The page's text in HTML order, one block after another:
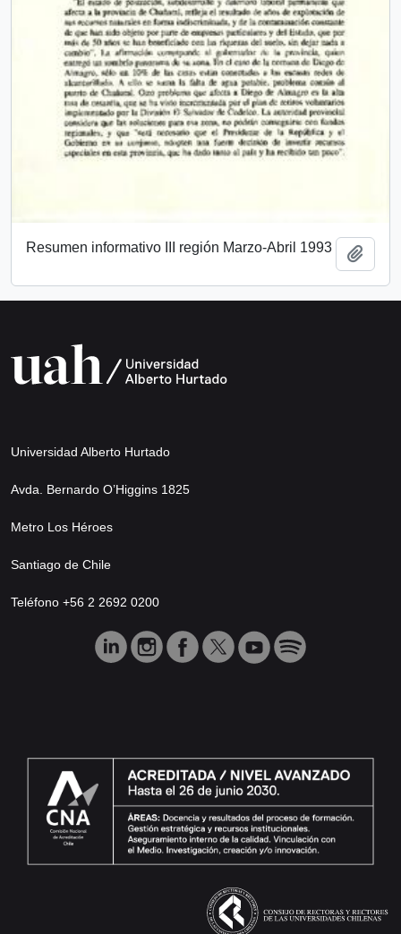
Resumen informativo III región Marzo-Abril 1993
Universidad Alberto Hurtado
Avda. Bernardo O’Higgins 1825
Metro Los Héroes
Santiago de Chile
Teléfono +56 2 2692 0200